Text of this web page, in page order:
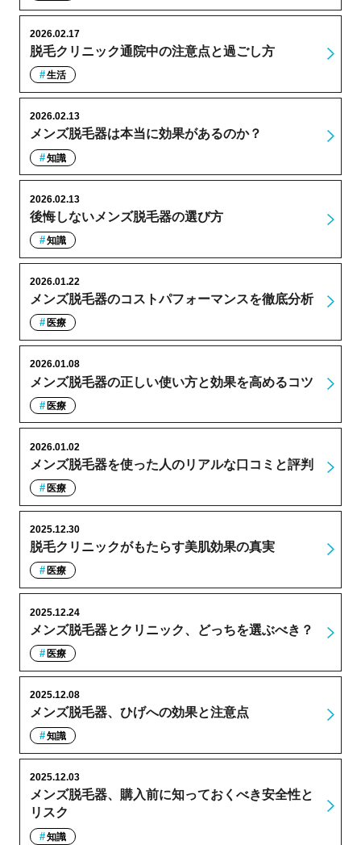
脱毛クリニック通院中の注意点と過ごし方
2026.02.17
生活
メンズ脱毛器は本当に効果があるのか？
2026.02.13
知識
後悔しないメンズ脱毛器の選び方
2026.02.13
知識
メンズ脱毛器のコストパフォーマンスを徹底分析
2026.01.22
医療
メンズ脱毛器の正しい使い方と効果を高めるコツ
2026.01.08
医療
メンズ脱毛器を使った人のリアルな口コミと評判
2026.01.02
医療
脱毛クリニックがもたらす美肌効果の真実
2025.12.30
医療
メンズ脱毛器とクリニック、どっちを選ぶべき？
2025.12.24
医療
メンズ脱毛器、ひげへの効果と注意点
2025.12.08
知識
メンズ脱毛器、購入前に知っておくべき安全性と
リスク
2025.12.03
知識